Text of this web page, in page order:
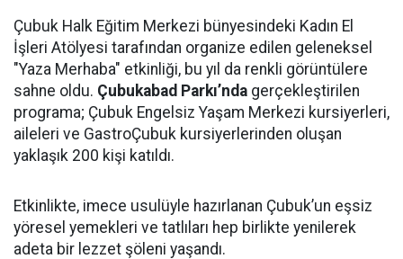
Çubuk Halk Eğitim Merkezi bünyesindeki Kadın El
İşleri Atölyesi tarafından organize edilen geleneksel
"Yaza Merhaba" etkinliği, bu yıl da renkli görüntülere
sahne oldu. Çubukabad Parkı’nda gerçekleştirilen
programa; Çubuk Engelsiz Yaşam Merkezi kursiyerleri,
aileleri ve GastroÇubuk kursiyerlerinden oluşan
yaklaşık 200 kişi katıldı.
Etkinlikte, imece usulüyle hazırlanan Çubuk’un eşsiz
yöresel yemekleri ve tatlıları hep birlikte yenilerek
adeta bir lezzet şöleni yaşandı.